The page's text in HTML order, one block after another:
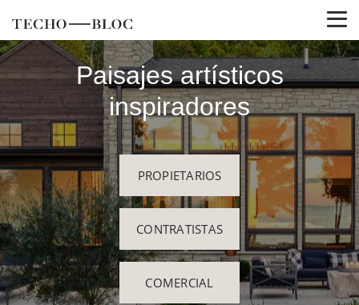
Paisajes artísticos
inspiradores
PROPIETARIOS
CONTRATISTAS
COMERCIAL